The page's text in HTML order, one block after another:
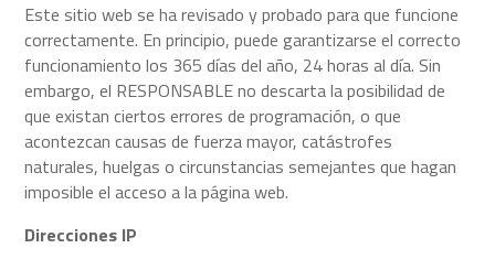
Este sitio web se ha revisado y probado para que funcione
correctamente. En principio, puede garantizarse el correcto
funcionamiento los 365 días del año, 24 horas al día. Sin
embargo, el RESPONSABLE no descarta la posibilidad de
que existan ciertos errores de programación, o que
acontezcan causas de fuerza mayor, catástrofes
naturales, huelgas o circunstancias semejantes que hagan
imposible el acceso a la página web.
Direcciones IP